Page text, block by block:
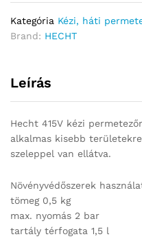
Kategória Kézi, háti
Brand: HECHT
Leírás
Hecht 415V kézi
alkalmas kisebb
szeleppel van ellátva.
Növényvédőszerek
tömeg 0,5 kg
max. nyomás 2 bar
tartály térfogata 1,5 l